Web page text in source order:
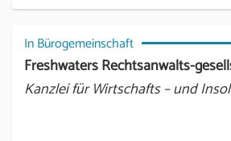
In Bürogemeinschaft
Freshwaters Rechtsanwalts-
Kanzlei für Wirtschafts – und